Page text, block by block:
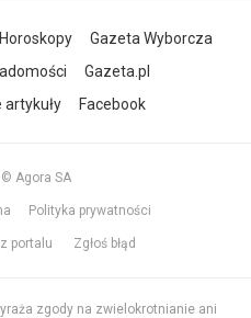
Horoskopy
Gazeta Wyborcza
Gazeta.pl
artykuły Facebook
Agora SA
Polityka prywatności
portalu Zgłoś błąd
zgody na zwielokrotnianie ani